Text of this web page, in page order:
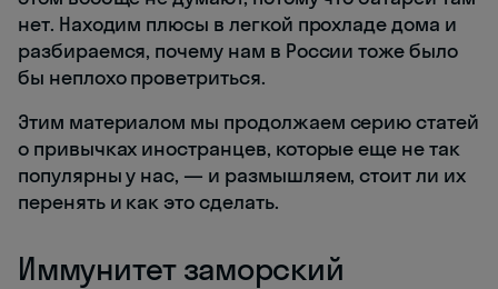
нет. Находим плюсы в легкой прохладе дома и
разбираемся, почему нам в России тоже было
бы неплохо проветриться.
Этим материалом мы продолжаем серию статей
о привычках иностранцев, которые еще не так
популярны у нас, — и размышляем, стоит ли их
перенять и как это сделать.
Иммунитет заморский